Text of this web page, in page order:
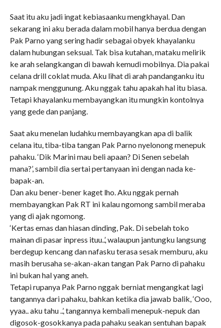
Saat itu aku jadi ingat kebiasaanku mengkhayal. Dan
sekarang ini aku berada dalam mobil hanya berdua dengan
Pak Parno yang sering hadir sebagai obyek khayalanku
dalam hubungan seksual. Tak bisa kutahan, mataku melirik
ke arah selangkangan di bawah kemudi mobilnya. Dia pakai
celana drill coklat muda. Aku lihat di arah pandanganku itu
nampak menggunung. Aku nggak tahu apakah hal itu biasa.
Tetapi khayalanku membayangkan itu mungkin kontolnya
yang gede dan panjang.
Saat aku menelan ludahku membayangkan apa di balik
celana itu, tiba-tiba tangan Pak Parno nyelonong menepuk
pahaku. ‘Dik Marini mau beli apaan? Di Senen sebelah
mana?’, sambil dia sertai pertanyaan ini dengan nada ke-
bapak-an.
Dan aku bener-bener kaget lho. Aku nggak pernah
membayangkan Pak RT ini kalau ngomong sambil meraba
yang di ajak ngomong.
‘Kertas emas dan hiasan dinding, Pak. Di sebelah toko
mainan di pasar inpress ituu..’, walaupun jantungku langsung
berdegup kencang dan nafasku terasa sesak memburu, aku
masih berusaha se-akan-akan tangan Pak Parno di pahaku
ini bukan hal yang aneh.
Tetapi rupanya Pak Parno nggak berniat mengangkat lagi
tangannya dari pahaku, bahkan ketika dia jawab balik, ‘Ooo,
yyaa.. aku tahu ..’, tangannya kembali menepuk-nepuk dan
digosok-gosokkanya pada pahaku seakan sentuhan bapak